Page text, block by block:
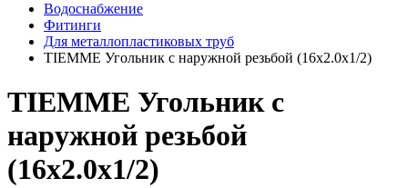
Водоснабжение
Фитинги
Для металлопластиковых труб
TIEMME Угольник с наружной резьбой (16х2.0х1/2)
TIEMME Угольник с
наружной резьбой
(16х2.0х1/2)